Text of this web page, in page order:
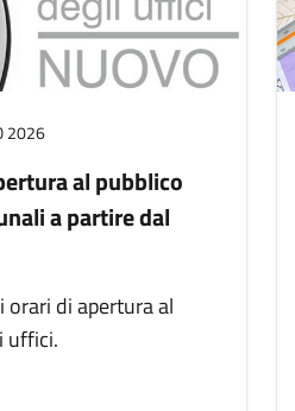
2026
al pubblico
a partire dal
orari di apertura al
uffici.